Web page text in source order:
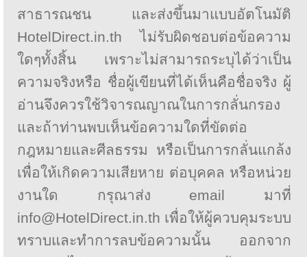
สาธารณชน และส่งขึ้นมาแบบอัตโนมัติ
HotelDirect.in.th ไม่รับผิดชอบต่อข้อความ
ใดๆทั้งสิ้น เพราะไม่สามารถระบุได้ว่าเป็น
ความจริงหรือ ชื่อผู้เขียนที่ได้เห็นคือชื่อจริง ผู้
อ่านจึงควรใช้วิจารณญาณในการกลั่นกรอง
และถ้าท่านพบเห็นข้อความใดที่ขัดต่อ
กฎหมายและศีลธรรม หรือเป็นการกลั่นแกล้ง
เพื่อให้เกิดความเสียหาย ต่อบุคคล หรือหน่วย
งานใด กรุณาส่ง email มาที่
info@HotelDirect.in.th เพื่อให้ผู้ควบคุมระบบ
ทราบและทำการลบข้อความนั้น ออกจาก